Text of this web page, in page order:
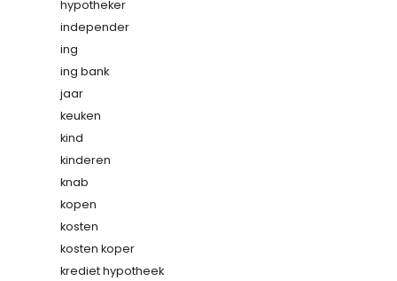
hypotheker
independer
ing
ing bank
jaar
keuken
kind
kinderen
knab
kopen
kosten
kosten koper
krediet hypotheek